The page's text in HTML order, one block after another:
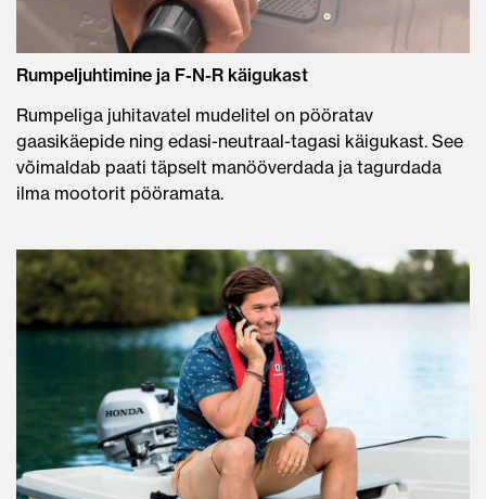
Rumpeljuhtimine ja F-N-R käigukast
Rumpeliga juhitavatel mudelitel on pööratav
gaasikäepide ning edasi-neutraal-tagasi käigukast. See
võimaldab paati täpselt manööverdada ja tagurdada
ilma mootorit pööramata.